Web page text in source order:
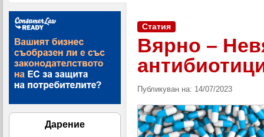
Дарение
Статия
Вярно –
Публикуван на: 14/07/2023